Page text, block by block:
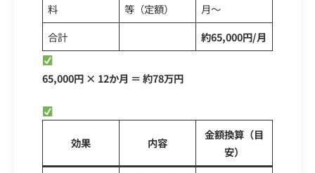
料
等（定額）
月〜
合計
約65,000円/月
65,000円 × 12か月 ＝ 約78万円
効果 内容
金額換算（目
安）